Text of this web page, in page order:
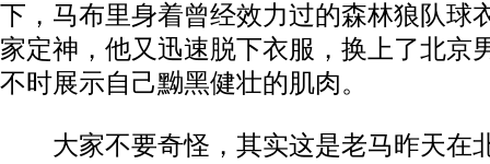
下，马布里身着曾经效力过的森林狼队球
家定神，他又迅速脱下衣服，换上了北京
不时展示自己黝黑健壮的肌肉。
大家不要奇怪，其实这是老马昨天在